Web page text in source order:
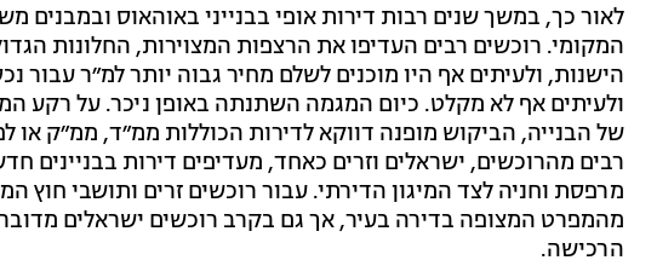
המקומי. רוכשים רבים העדיפו את הרצפות המצוירות, החלונות
הישנות, ולעיתים אף היו מוכנים לשלם מחיר גבוה יותר למ״ר עבור
ולעיתים אף לא מקלט. כיום המגמה השתנתה באופן ניכר. על רקע
של הבנייה, הביקוש מופנה דווקא לדירות הכוללות ממ״ד, ממ״ק או
רבים מהרוכשים, ישראלים וזרים כאחד, מעדיפים דירות בבניינים
מרפסת וחניה לצד המיגון הדירתי. עבור רוכשים זרים ותושבי חוץ
מהמפרט המצופה בדירה בעיר, אך גם בקרב רוכשים ישראלים
הרכישה.